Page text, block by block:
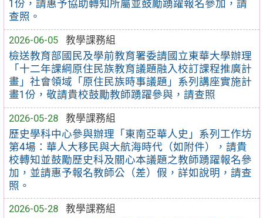
1份，請惠予協助轉知所屬並鼓勵踴躍報名參加，請
查照。
2026-06-05
教學課務組
檢送教育部國民及學前教育署委請國立東華大學辦理
「十二年課綱原住民族教育議題融入校訂課程推廣計
畫」社會領域「原住民族時事議題」系列講座實施計
畫1份，敬請貴校鼓勵教師踴躍參與，請查照
2026-05-28
教學課務組
歷史學科中心參與辦理「東南亞華人史」系列工作坊
第4場：華人大移民與大航海時代（如附件），請貴
校轉知並鼓勵歷史科及關心本議題之教師踴躍報名參
加，並請惠予報名教師公（差）假，詳如說明，請查
照。
2026-05-28
教學課務組